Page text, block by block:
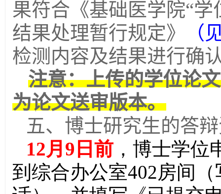
果符合《基础医学院“
结果处理暂行规定》
（
检测内容及结果进行确
注意：上传的学位论
为论文送审版本。
五、博士研究生的答
12月9 日前 ，博士学位
到综合办公室402房间